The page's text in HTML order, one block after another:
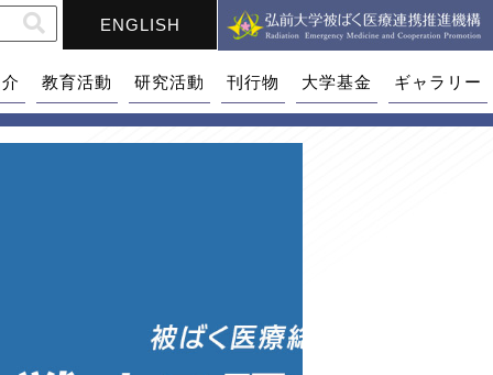
ENGLISH
教育活動 研究活動 刊行物 大学基金 ギャラリー